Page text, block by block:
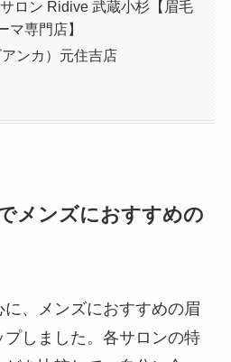
ロン Ridive 武蔵小杉【眉毛
マ専門店】
ンカ）元住吉店
メンズにおすすめの
、メンズにおすすめの眉
しました。各サロンの特